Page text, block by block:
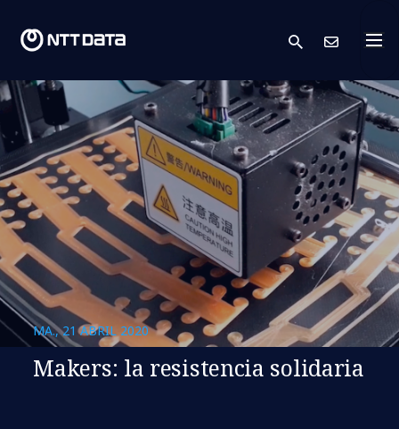
search
MA., 21 ABRIL 2020
Makers: la resistencia solidaria